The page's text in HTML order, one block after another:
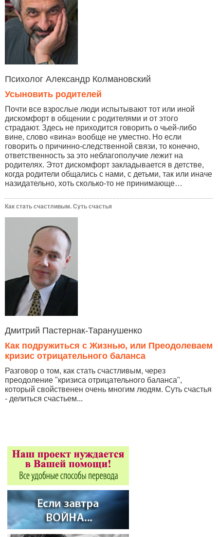
Психолог Александр Колмановский
Усыновить родителей
Почти все взрослые люди испытывают тот или иной
дискомфорт в общении с родителями и от этого
страдают. Здесь не приходится говорить о чьей-либо
вине, слово «вина» вообще не уместно. Но если
говорить о причинно-следственной связи, то конечно,
ответственность за это неблагополучие лежит на
родителях. Этот дискомфорт закладывается в детстве,
когда родители общались с нами, с детьми, так или иначе
назидательно, хоть сколько-то не принимающе…
Как стать счастливым. Суть счастья
Дмитрий Пастернак-Таранушенко
Как подружиться с Жизнью, или Преодолеваем
кризис отрицательного баланса
Разговор о том, как стать счастливым, через
преодоление "кризиса отрицательного баланса",
который свойственен очень многим людям. Суть счастья
- делиться счастьем...